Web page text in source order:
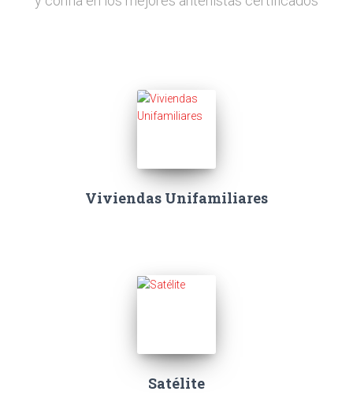
Viviendas Unifamiliares
Satélite